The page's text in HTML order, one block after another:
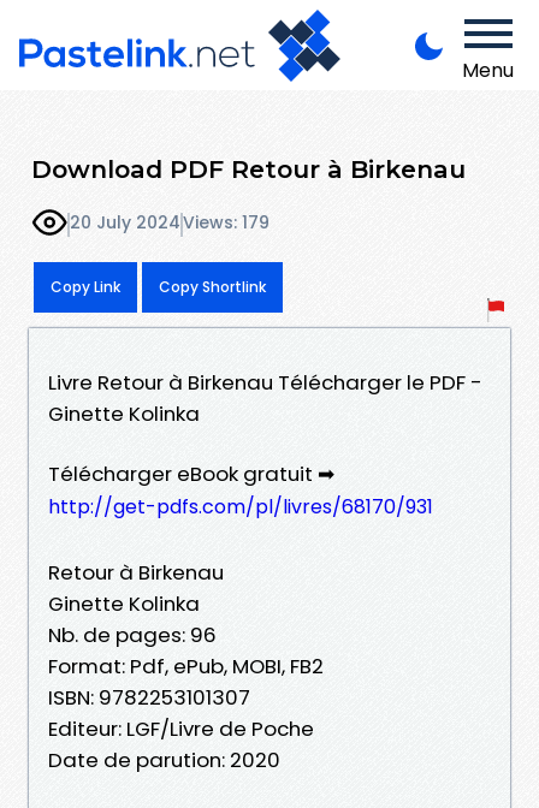
Menu
Download PDF Retour à Birkenau
20 July 2024Views: 179
Copy Link Copy Shortlink
Livre Retour à Birkenau Télécharger le PDF -
Ginette Kolinka
Télécharger eBook gratuit ➡
http://get-pdfs.com/pl/livres/68170/931
Retour à Birkenau
Ginette Kolinka
Nb. de pages: 96
Format: Pdf, ePub, MOBI, FB2
ISBN: 9782253101307
Editeur: LGF/Livre de Poche
Date de parution: 2020